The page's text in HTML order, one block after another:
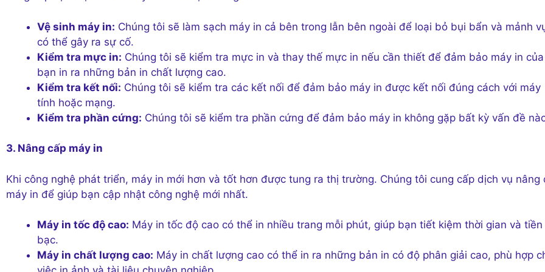
Vệ sinh máy in: Chúng tôi sẽ làm sạch máy in cả bên trong lẫn bên ngoài để loại bỏ bụi bẩn và mảnh
có thể gây ra sự cố.
Kiểm tra mực in: Chúng tôi sẽ kiểm tra mực in và thay thế mực in nếu cần thiết để đảm bảo máy in của
bạn in ra những bản in chất lượng cao.
Kiểm tra kết nối: Chúng tôi sẽ kiểm tra các kết nối để đảm bảo máy in được kết nối đúng cách với máy
tính hoặc mạng.
Kiểm tra phần cứng: Chúng tôi sẽ kiểm tra phần cứng để đảm bảo máy in không gặp bất kỳ vấn đề
3. Nâng cấp máy in
Khi công nghệ phát triển, máy in mới hơn và tốt hơn được tung ra thị trường. Chúng tôi cung cấp dịch vụ nâng
máy in để giúp bạn cập nhật công nghệ mới nhất.
Máy in tốc độ cao: Máy in tốc độ cao có thể in nhiều trang mỗi phút, giúp bạn tiết kiệm thời gian và tiền
bạc.
Máy in chất lượng cao: Máy in chất lượng cao có thể in ra những bản in có độ phân giải cao, phù hợp